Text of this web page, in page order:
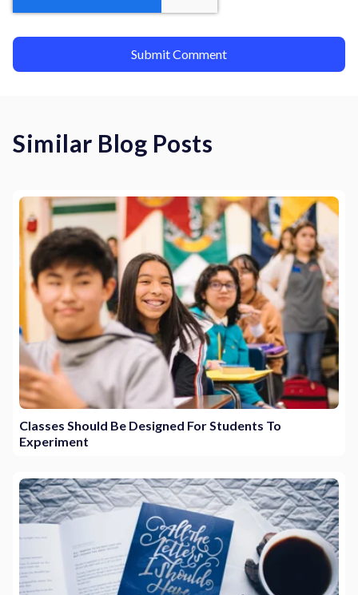
Similar Blog Posts
Classes Should Be Designed For Students To
Experiment